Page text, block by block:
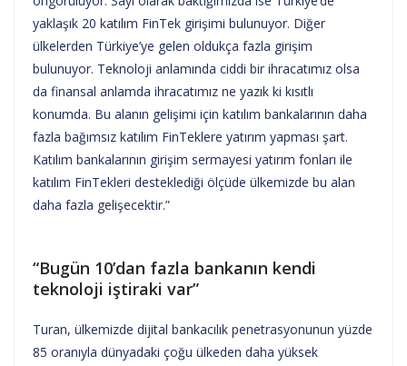
yaklaşık 20 katılım FinTek girişimi bulunuyor. Diğer
ülkelerden Türkiye’ye gelen oldukça fazla girişim
bulunuyor. Teknoloji anlamında ciddi bir ihracatımız olsa
da finansal anlamda ihracatımız ne yazık ki kısıtlı
konumda. Bu alanın gelişimi için katılım bankalarının daha
fazla bağımsız katılım FinTeklere yatırım yapması şart.
Katılım bankalarının girişim sermayesi yatırım fonları ile
katılım FinTekleri desteklediği ölçüde ülkemizde bu alan
daha fazla gelişecektir.”
“Bugün 10’dan fazla bankanın kendi
teknoloji iştiraki var”
Turan, ülkemizde dijital bankacılık penetrasyonunun yüzde
85 oranıyla dünyadaki çoğu ülkeden daha yüksek